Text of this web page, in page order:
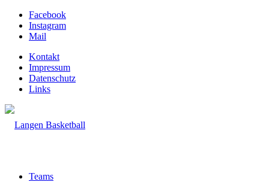
Facebook
Instagram
Mail
Kontakt
Impressum
Datenschutz
Links
Teams